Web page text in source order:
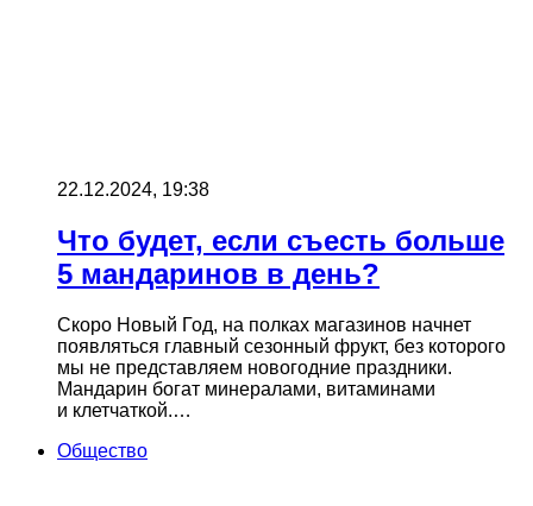
22.12.2024, 19:38
Что будет, если съесть больше
5 мандаринов в день?
Скоро Новый Год, на полках магазинов начнет
появляться главный сезонный фрукт, без которого
мы не представляем новогодние праздники.
Мандарин богат минералами, витаминами
и клетчаткой.…
Общество